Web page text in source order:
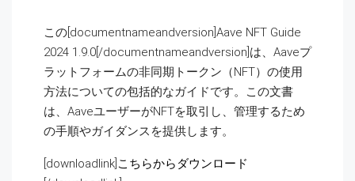
この[documentnameandversion]Aave NFT Guide
2024 1.9.0[/documentnameandversion]は、Aaveプ
ラットフォームの非同期トークン（NFT）の使用
方法についての包括的なガイドです。この文書
は、AaveユーザーがNFTを取引し、管理するため
の手順やガイダンスを提供します。
[downloadlink] こちらからダウンロード